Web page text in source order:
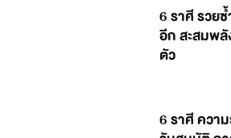
6 ราศี รวย
อีก สะสมพลั
ตัว
6 ราศี ควา